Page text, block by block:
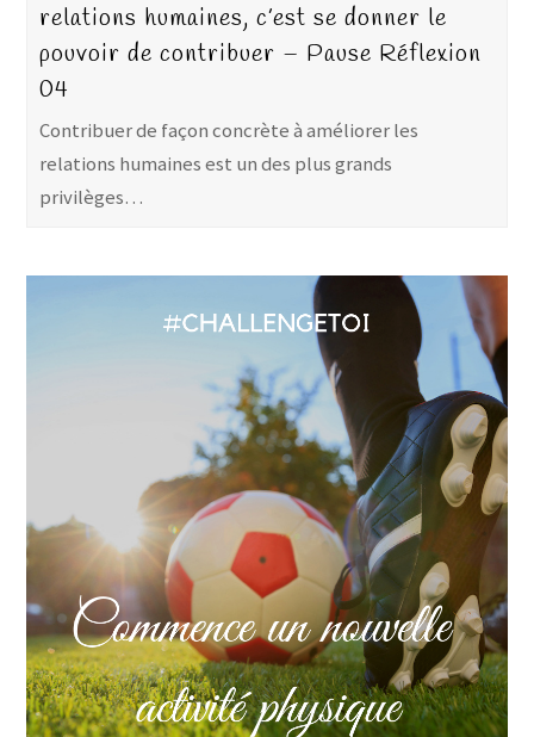
relations humaines, c’est se donner le
pouvoir de contribuer – Pause Réflexion
04
Contribuer de façon concrète à améliorer les
relations humaines est un des plus grands
privilèges…